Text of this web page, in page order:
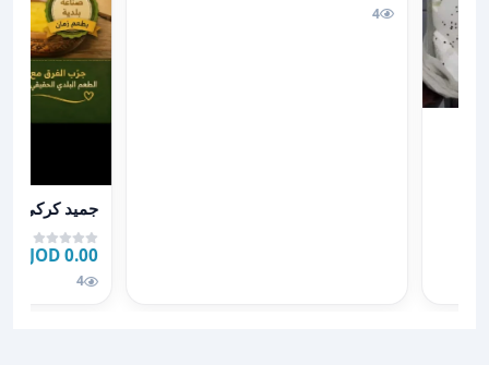
4
عرض تفاصيل
جميد كركي
0.00 JOD
4